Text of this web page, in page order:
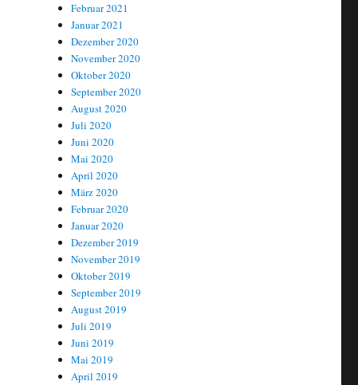
Februar 2021
Januar 2021
Dezember 2020
November 2020
Oktober 2020
September 2020
August 2020
Juli 2020
Juni 2020
Mai 2020
April 2020
März 2020
Februar 2020
Januar 2020
Dezember 2019
November 2019
Oktober 2019
September 2019
August 2019
Juli 2019
Juni 2019
Mai 2019
April 2019